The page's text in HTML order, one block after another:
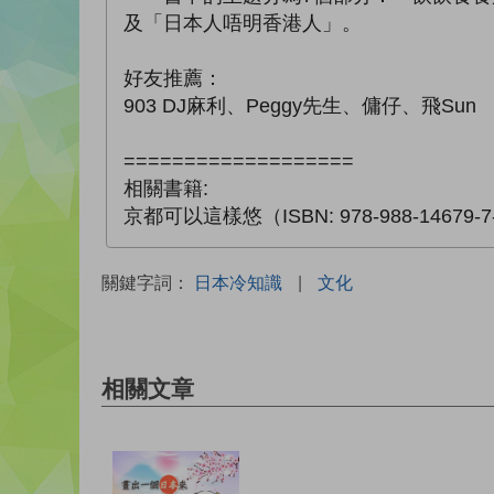
及「日本人唔明香港人」。
好友推薦：
903 DJ麻利、Peggy先生、傭仔、飛Sun
===================
相關書籍:
京都可以這樣悠（ISBN: 978-988-14679-
關鍵字詞： 日本冷知識 | 文化
相關文章